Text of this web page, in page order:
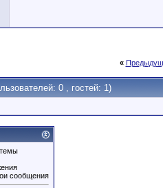
«
0 , гостей: 1)
сообщения